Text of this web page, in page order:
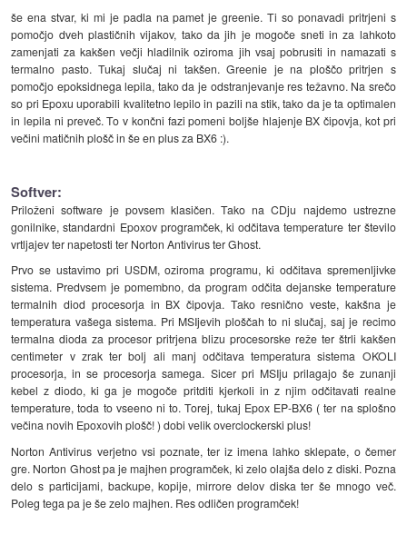
še ena stvar, ki mi je padla na pamet je greenie. Ti so ponavadi pritrjeni s
pomočjo dveh plastičnih vijakov, tako da jih je mogoče sneti in za lahkoto
zamenjati za kakšen večji hladilnik oziroma jih vsaj pobrusiti in namazati s
termalno pasto. Tukaj slučaj ni takšen. Greenie je na ploščo pritrjen s
pomočjo epoksidnega lepila, tako da je odstranjevanje res težavno. Na srečo
so pri Epoxu uporabili kvalitetno lepilo in pazili na stik, tako da je ta optimalen
in lepila ni preveč. To v končni fazi pomeni boljše hlajenje BX čipovja, kot pri
večini matičnih plošč in še en plus za BX6 :).
Softver:
Priloženi software je povsem klasičen. Tako na CDju najdemo ustrezne
gonilnike, standardni Epoxov programček, ki odčitava temperature ter število
vrtljajev ter napetosti ter Norton Antivirus ter Ghost.
Prvo se ustavimo pri USDM, oziroma programu, ki odčitava spremenljivke
sistema. Predvsem je pomembno, da program odčita dejanske temperature
termalnih diod procesorja in BX čipovja. Tako resnično veste, kakšna je
temperatura vašega sistema. Pri MSIjevih ploščah to ni slučaj, saj je recimo
termalna dioda za procesor pritrjena blizu procesorske reže ter štrli kakšen
centimeter v zrak ter bolj ali manj odčitava temperatura sistema OKOLI
procesorja, in se procesorja samega. Sicer pri MSIju prilagajo še zunanji
kebel z diodo, ki ga je mogoče pritditi kjerkoli in z njim odčitavati realne
temperature, toda to vseeno ni to. Torej, tukaj Epox EP-BX6 ( ter na splošno
večina novih Epoxovih plošč! ) dobi velik overclockerski plus!
Norton Antivirus verjetno vsi poznate, ter iz imena lahko sklepate, o čemer
gre. Norton Ghost pa je majhen programček, ki zelo olajša delo z diski. Pozna
delo s particijami, backupe, kopije, mirrore delov diska ter še mnogo več.
Poleg tega pa je še zelo majhen. Res odličen programček!